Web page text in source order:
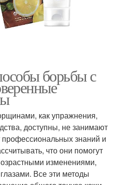
борьбы с
как упражнения,
доступны, не занимают
знаний и
что они помогут
изменениями,
Все эти методы